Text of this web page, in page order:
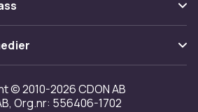
© 2010-2026 CDON AB
Org.nr: 556406-1702